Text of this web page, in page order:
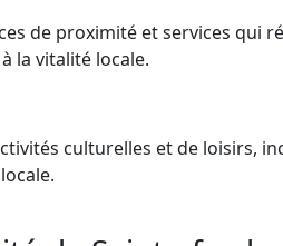
de proximité et services qui
la vitalité locale.
culturelles et de loisirs,